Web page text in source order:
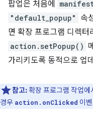
팝업은 처음에
"default_popup"
속
면 확장 프로그램 디렉
action.setPopup()
가리키도록 동적으로 업
참고:확장 프로그램 작업에
경우 action.onClicked 이